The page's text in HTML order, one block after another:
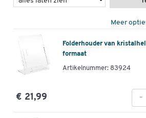
Meer
Folderhouder van
formaat
Artikelnummer: 83924
€ 21,99 -